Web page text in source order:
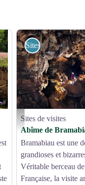
Canyon souterrain -
Sites de visites
Sites de visites
Abîme de
Bramabiau est une
grandioses et
Véritable berceau
Française, la visite